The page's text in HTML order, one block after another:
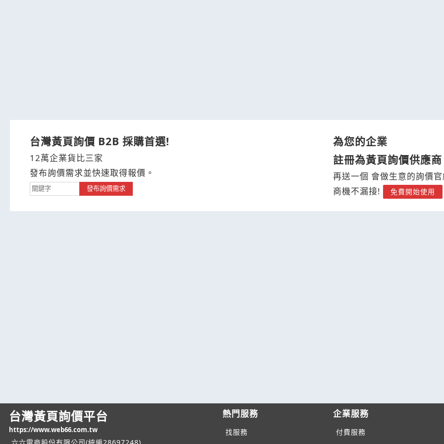
台灣黃頁詢價 B2B 採購首選!
12萬企業貨比三家
發布詢價需求並快速取得報價。
發布詢價需求
為您的企業
註冊為黃頁詢價供應商
再送一個 會做生意的詢價
商機不漏接!
免費開始使用
台灣黃頁詢價平台
https://www.web66.com.tw
熱門服務
找服務
企業服務
付費服務